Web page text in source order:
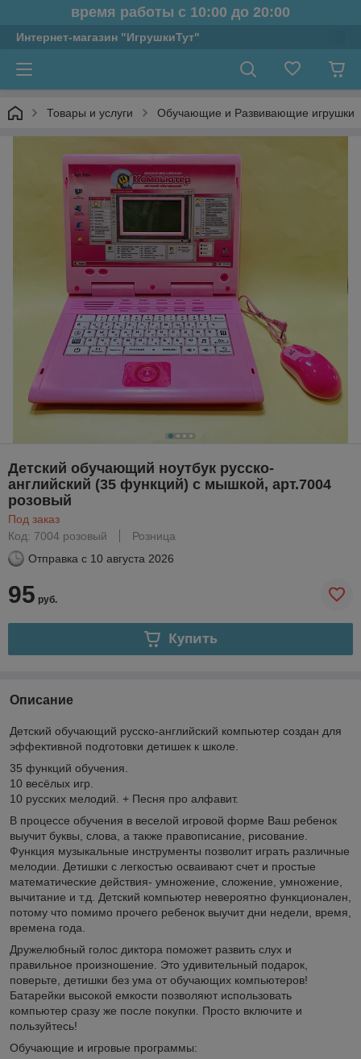
время работы с 10:00 до 20:00
Интернет-магазин "ИгрушкиТут"
Товары и услуги Обучающие и Развивающие игрушки
Детский обучающий ноутбук русско-
английский (35 функций) с мышкой, арт.7004
розовый
Под заказ
Код: 7004 розовый
Розница
Отправка с 10 августа 2026
95 руб.
Купить
Описание
Детский обучающий русско-английский компьютер создан для
эффективной подготовки детишек к школе.
35 функций обучения.
10 весёлых игр.
10 русских мелодий. + Песня про алфавит.
В процессе обучения в веселой игровой форме Ваш ребенок
выучит буквы, слова, а также правописание, рисование.
Функция музыкальные инструменты позволит играть различные
мелодии. Детишки с легкостью осваивают счет и простые
математические действия- умножение, сложение, умножение,
вычитание и т.д. Детский компьютер невероятно функционален,
потому что помимо прочего ребенок выучит дни недели, время,
времена года.
Дружелюбный голос диктора поможет развить слух и
правильное произношение. Это удивительный подарок,
поверьте, детишки без ума от обучающих компьютеров!
Батарейки высокой емкости позволяют использовать
компьютер сразу же после покупки. Просто включите и
пользуйтесь!
Обучающие и игровые программы: